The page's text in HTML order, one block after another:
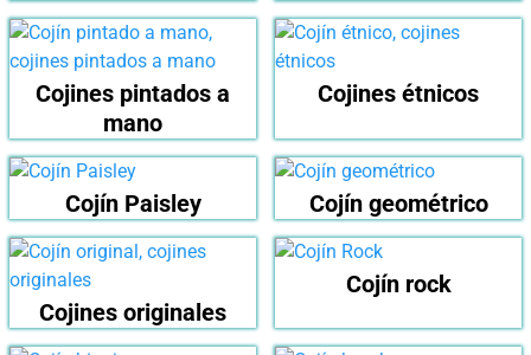
Cojines pintados a
mano
Cojines étnicos
Cojín Paisley Cojín geométrico
Cojines originales
Cojín rock